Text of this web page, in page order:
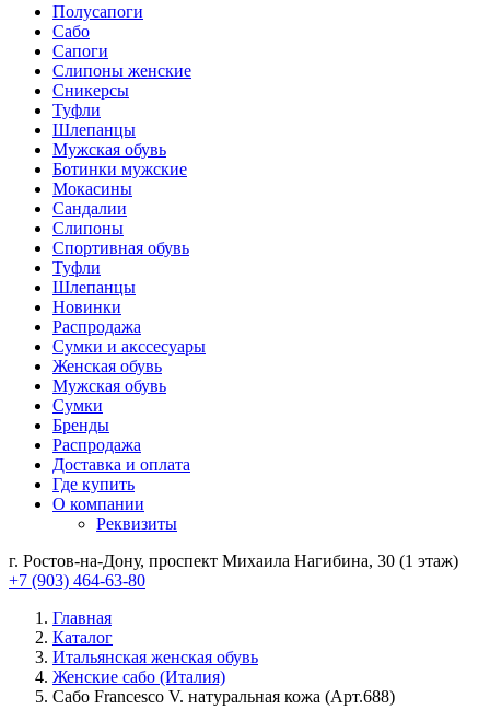
Полусапоги
Сабо
Сапоги
Слипоны женские
Сникерсы
Туфли
Шлепанцы
Мужская обувь
Ботинки мужские
Мокасины
Сандалии
Слипоны
Спортивная обувь
Туфли
Шлепанцы
Новинки
Распродажа
Сумки и акссесуары
Женская обувь
Мужская обувь
Сумки
Бренды
Распродажа
Доставка и оплата
Где купить
О компании
Реквизиты
г. Ростов-на-Дону, проспект Михаила Нагибина, 30 (1 этаж)
+7 (903) 464-63-80
Главная
Каталог
Итальянская женская обувь
Женские сабо (Италия)
Сабо Francesco V. натуральная кожа (Арт.688)